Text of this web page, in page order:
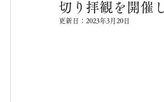
切り拝観を開催
更新日： 2023年3月20日